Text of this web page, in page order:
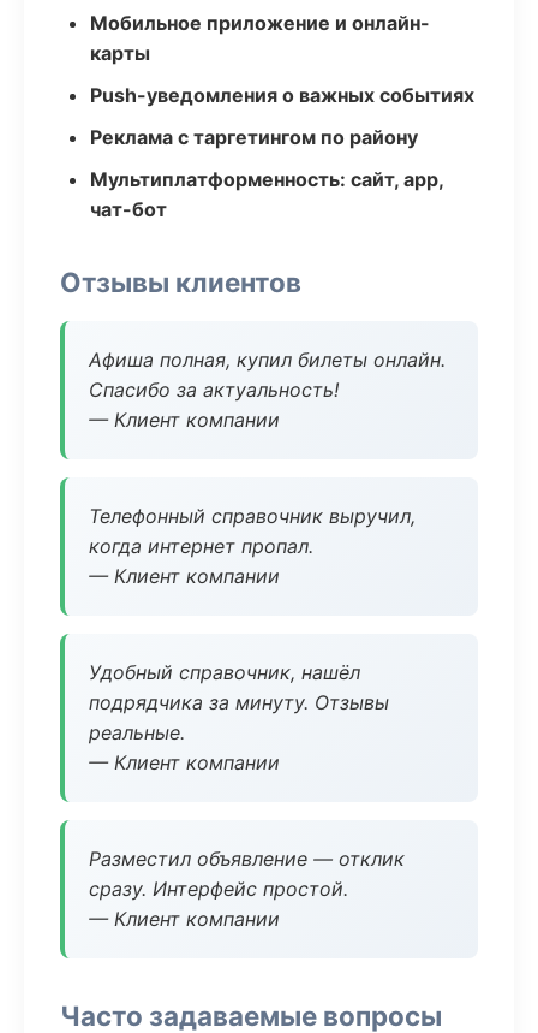
Мобильное приложение и онлайн-
карты
Push-уведомления о важных событиях
Реклама с таргетингом по району
Мультиплатформенность: сайт, app,
чат-бот
Отзывы клиентов
Афиша полная, купил билеты онлайн.
Спасибо за актуальность!
— Клиент компании
Телефонный справочник выручил,
когда интернет пропал.
— Клиент компании
Удобный справочник, нашёл
подрядчика за минуту. Отзывы
реальные.
— Клиент компании
Разместил объявление — отклик
сразу. Интерфейс простой.
— Клиент компании
Часто задаваемые вопросы